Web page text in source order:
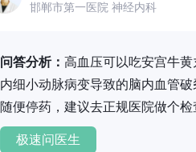
邯郸市第一医院 神经内科
问答分析： 高血压可以吃安宫牛
内细小动脉病变导致的脑内血管
随便停药，建议去正规医院做个检
极速问医生